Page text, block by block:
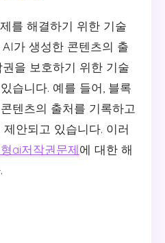
를 해결하기 위한 기술
가 생성한 콘텐츠의 출
을 보호하기 위한 기술
습니다. 예를 들어, 블록
텐츠의 출처를 기록하고
안되고 있습니다. 이러
ai저작권문제에 대한 해